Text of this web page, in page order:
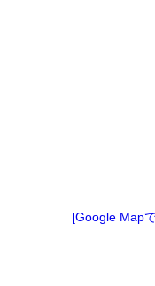
[Google Map